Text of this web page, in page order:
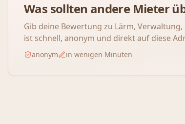
Was sollten andere Mieter
Gib deine Bewertung zu Lärm,
ist schnell, anonym und direkt auf diese
anonym in wenigen Minuten